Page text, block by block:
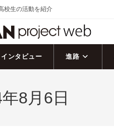
校生の活動を紹介
インタビュー 進路
8月6日